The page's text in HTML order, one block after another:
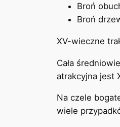
Broń
Broń
XV-wieczne
Cała
atrakcyjna jest
Na czele
wiele